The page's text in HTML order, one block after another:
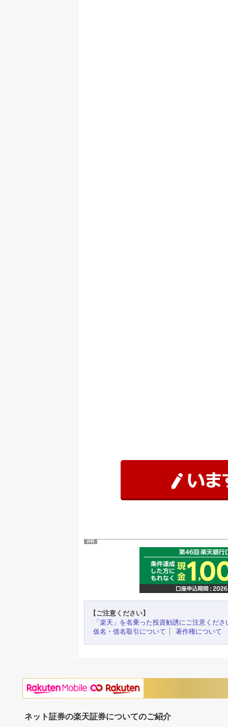
PR
【ご注意ください】
「楽天」を名乗った投資勧誘にご注意くださ
仮名・借名取引について
著作権について
ネット証券の楽天証券についてのご紹介